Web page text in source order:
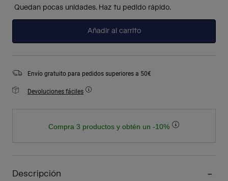
Quedan pocas unidades. Haz tu pedido rápido.
Añadir al carrito
Envío gratuito para pedidos superiores a 50€
Devoluciones fáciles
Compra 3 productos y obtén un -10%
Descripción